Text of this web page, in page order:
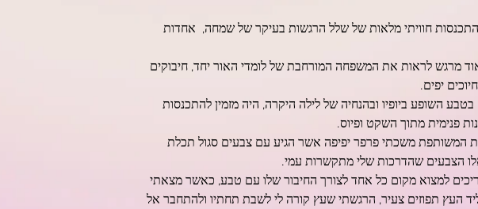
חוויתי מלאות של שלל הרגשות בעיקר של שמחה,  אחדות
מרגש לראות את המשפחה המורחבת של לומדי האור יחד, חיבוקים
יפים.
השופע ביופיו ובהנחיה של לילה היקרה, היה מזמין להתכנסות
פנימית מתוך השקט ופיוס.
המשותפת משכתי פרפר יפיפה אשר הגיע עם צבעים סגול תכלת
הצבעים שהדרכות שלי מתקשרות עמי.
למצוא מקום כל אחד לצורך החיבור שלו עם טבע, כאשר מצאתי
העץ תפוזים צעיר, הרגשתי שעץ קורה לי לשבת תחתיו ולהתחבר אל